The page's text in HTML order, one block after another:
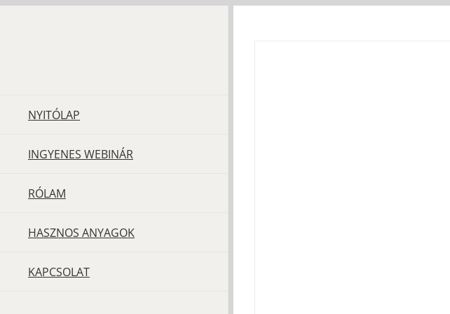
NYITÓLAP
INGYENES WEBINÁR
RÓLAM
HASZNOS ANYAGOK
KAPCSOLAT